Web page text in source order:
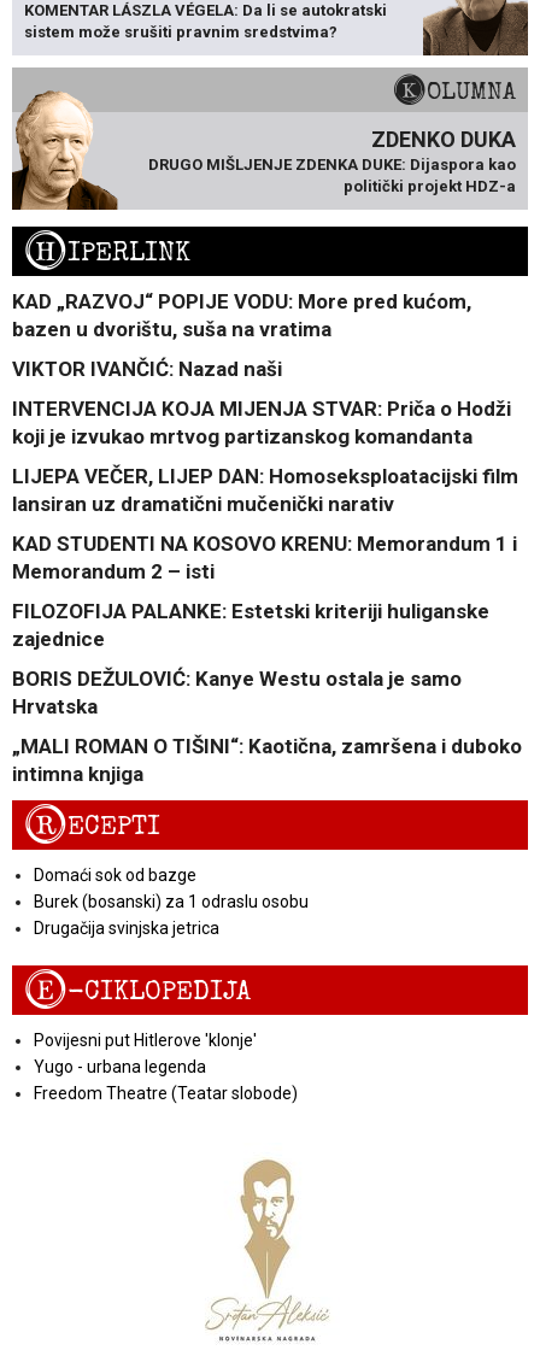
KOMENTAR LÁSZLA VÉGELA: Da li se autokratski
sistem može srušiti pravnim sredstvima?
KOLUMNA
ZDENKO DUKA
DRUGO MIŠLJENJE ZDENKA DUKE: Dijaspora kao
politički projekt HDZ-a
HIPERLINK
KAD „RAZVOJ“ POPIJE VODU: More pred kućom,
bazen u dvorištu, suša na vratima
VIKTOR IVANČIĆ: Nazad naši
INTERVENCIJA KOJA MIJENJA STVAR: Priča o Hodži
koji je izvukao mrtvog partizanskog komandanta
LIJEPA VEČER, LIJEP DAN: Homoseksploatacijski film
lansiran uz dramatični mučenički narativ
KAD STUDENTI NA KOSOVO KRENU: Memorandum 1 i
Memorandum 2 – isti
FILOZOFIJA PALANKE: Estetski kriteriji huliganske
zajednice
BORIS DEŽULOVIĆ: Kanye Westu ostala je samo
Hrvatska
„MALI ROMAN O TIŠINI“: Kaotična, zamršena i duboko
intimna knjiga
RECEPTI
Domaći sok od bazge
Burek (bosanski) za 1 odraslu osobu
Drugačija svinjska jetrica
E-CIKLOPEDIJA
Povijesni put Hitlerove 'klonje'
Yugo - urbana legenda
Freedom Theatre (Teatar slobode)